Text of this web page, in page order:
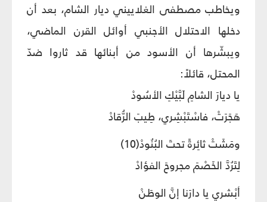
ويخاطب مصطفى الغلاييني ديار الشام، بعد أن
دخلها الاحتلال الأجنبي أوائل القرن الماضي،
ويبشّرها أن الأسود من أبنائها قد ثاروا ضدّ
المحتل، قائلاً:
يا ديارَ الشامِ لَبَّيْكِ الأسُودْ
هَجَرَتْ، فاسْتَبْشِري، طِيبَ الرُّقادْ
ومَشَتْ ثائِرةً تحتَ البُنُودْ(10)
لِتَرُدَّ الخَصْمَ مجروحَ الفؤادْ
أبْشري يا دارَنا إنَّ الوطَنْ